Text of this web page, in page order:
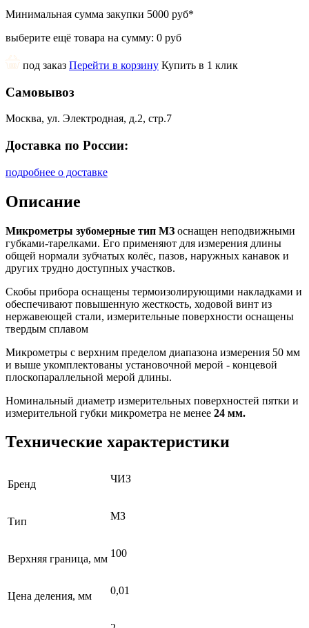
Минимальная сумма закупки 5000 руб*
выберите ещё товара на сумму: 0 руб
под заказ Перейти в корзину Купить в 1 клик
Самовывоз
Москва, ул. Электродная, д.2, стр.7
Доставка по России:
подробнее о доставке
Описание
Микрометры зубомерные тип МЗ оснащен неподвижными
губками-тарелками. Его применяют для измерения длины
общей нормали зубчатых колёс, пазов, наружных канавок и
других трудно доступных участков.
Скобы прибора оснащены термоизолирующими накладками и
обеспечивают повышенную жесткость, ходовой винт из
нержавеющей стали, измерительные поверхности оснащены
твердым сплавом
Микрометры с верхним пределом диапазона измерения 50 мм
и выше укомплектованы установочной мерой - концевой
плоскопараллельной мерой длины.
Номинальный диаметр измерительных поверхностей пятки и
измерительной губки микрометра не менее 24 мм.
Технические характеристики
Бренд ЧИЗ
Тип МЗ
Верхняя граница, мм 100
Цена деления, мм 0,01